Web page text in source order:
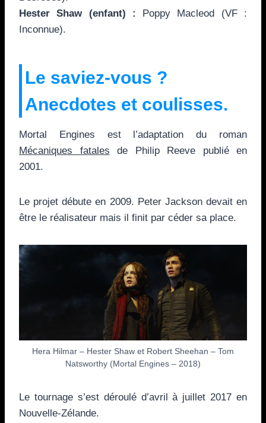
Hester Shaw (enfant) : Poppy Macleod (VF :
Inconnue).
Le saviez-vous ?
Anecdotes et coulisses.
Mortal Engines est l’adaptation du roman
Mécaniques fatales de Philip Reeve publié en
2001.
Le projet débute en 2009. Peter Jackson devait en
être le réalisateur mais il finit par céder sa place.
Hera Hilmar – Hester Shaw et Robert Sheehan – Tom
Natsworthy (Mortal Engines – 2018)
Le tournage s’est déroulé d’avril à juillet 2017 en
Nouvelle-Zélande.